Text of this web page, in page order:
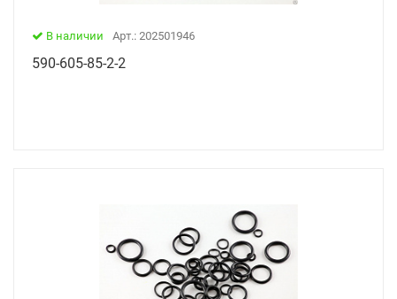
В наличии Арт.: 202501946
590-605-85-2-2